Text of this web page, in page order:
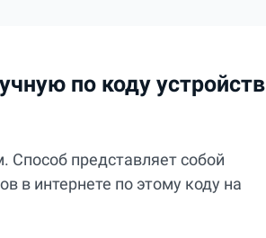
по коду устройств
Способ представляет собой
в интернете по этому коду на